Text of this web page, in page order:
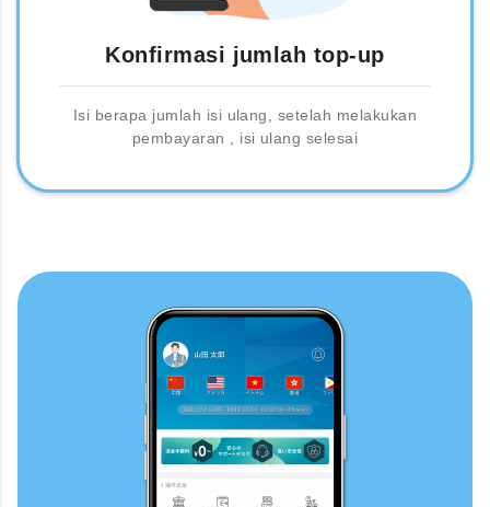
Konfirmasi jumlah top-up
Isi berapa jumlah isi ulang, setelah melakukan
pembayaran , isi ulang selesai